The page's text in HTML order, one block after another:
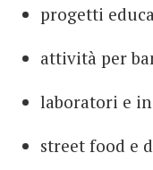
progetti
attività per
laboratori e
street food e